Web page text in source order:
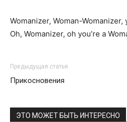
Womanizer, Woman-Womanizer,
Oh, Womanizer, oh you’re a
Предыдущая статья
Прикосновения
ЭТО МОЖЕТ БЫТЬ ИНТЕРЕСНО